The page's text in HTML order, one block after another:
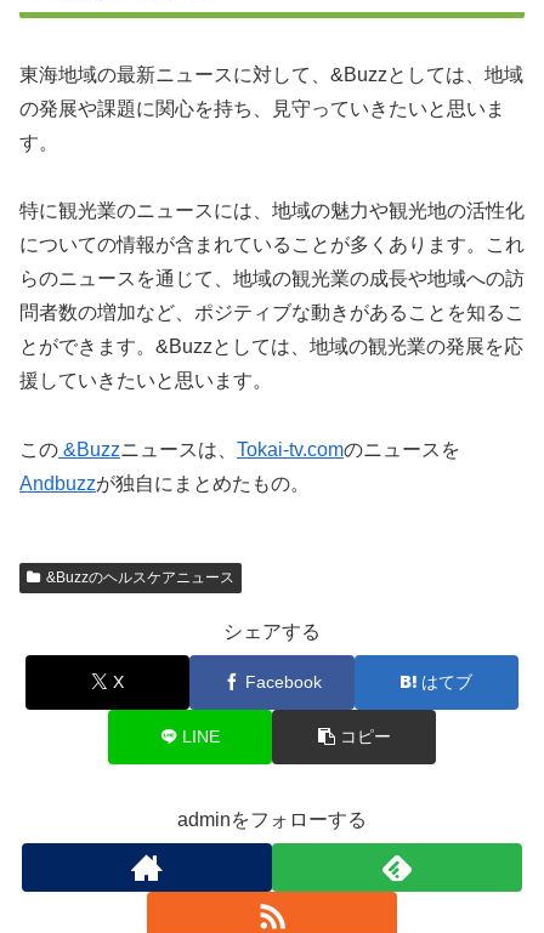
東海地域の最新ニュースに対して、&Buzzとしては、地域
の発展や課題に関心を持ち、見守っていきたいと思いま
す。
特に観光業のニュースには、地域の魅力や観光地の活性化
についての情報が含まれていることが多くあります。これ
らのニュースを通じて、地域の観光業の成長や地域への訪
問者数の増加など、ポジティブな動きがあることを知るこ
とができます。&Buzzとしては、地域の観光業の発展を応
援していきたいと思います。
この &Buzzニュースは、 Tokai-tv.comのニュースを
Andbuzzが独自にまとめたもの。
&Buzzのヘルスケアニュース
シェアする
X Facebook はてブ
LINE コピー
adminをフォローする